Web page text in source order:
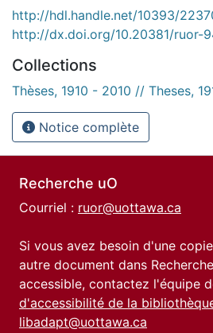
http://hdl.handle.net/10393/
http://dx.doi.org/10.20381/ruor-
Collections
Thèses, 1910 - 2010 // Theses,
Notice complète
Recherche uO
Courriel : ruor@uottawa.ca
Si vous avez besoin d'une
autre document dans
accessible, contactez l'équipe
d'accessibilité de la
libadapt@uottawa.ca